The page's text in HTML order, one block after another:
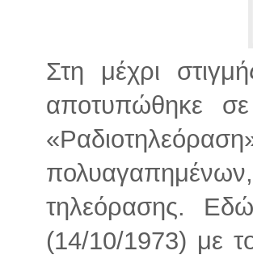
Στη μέχρι
αποτυπώθηκε
τηλεόρασης.
(14/10/1973) με